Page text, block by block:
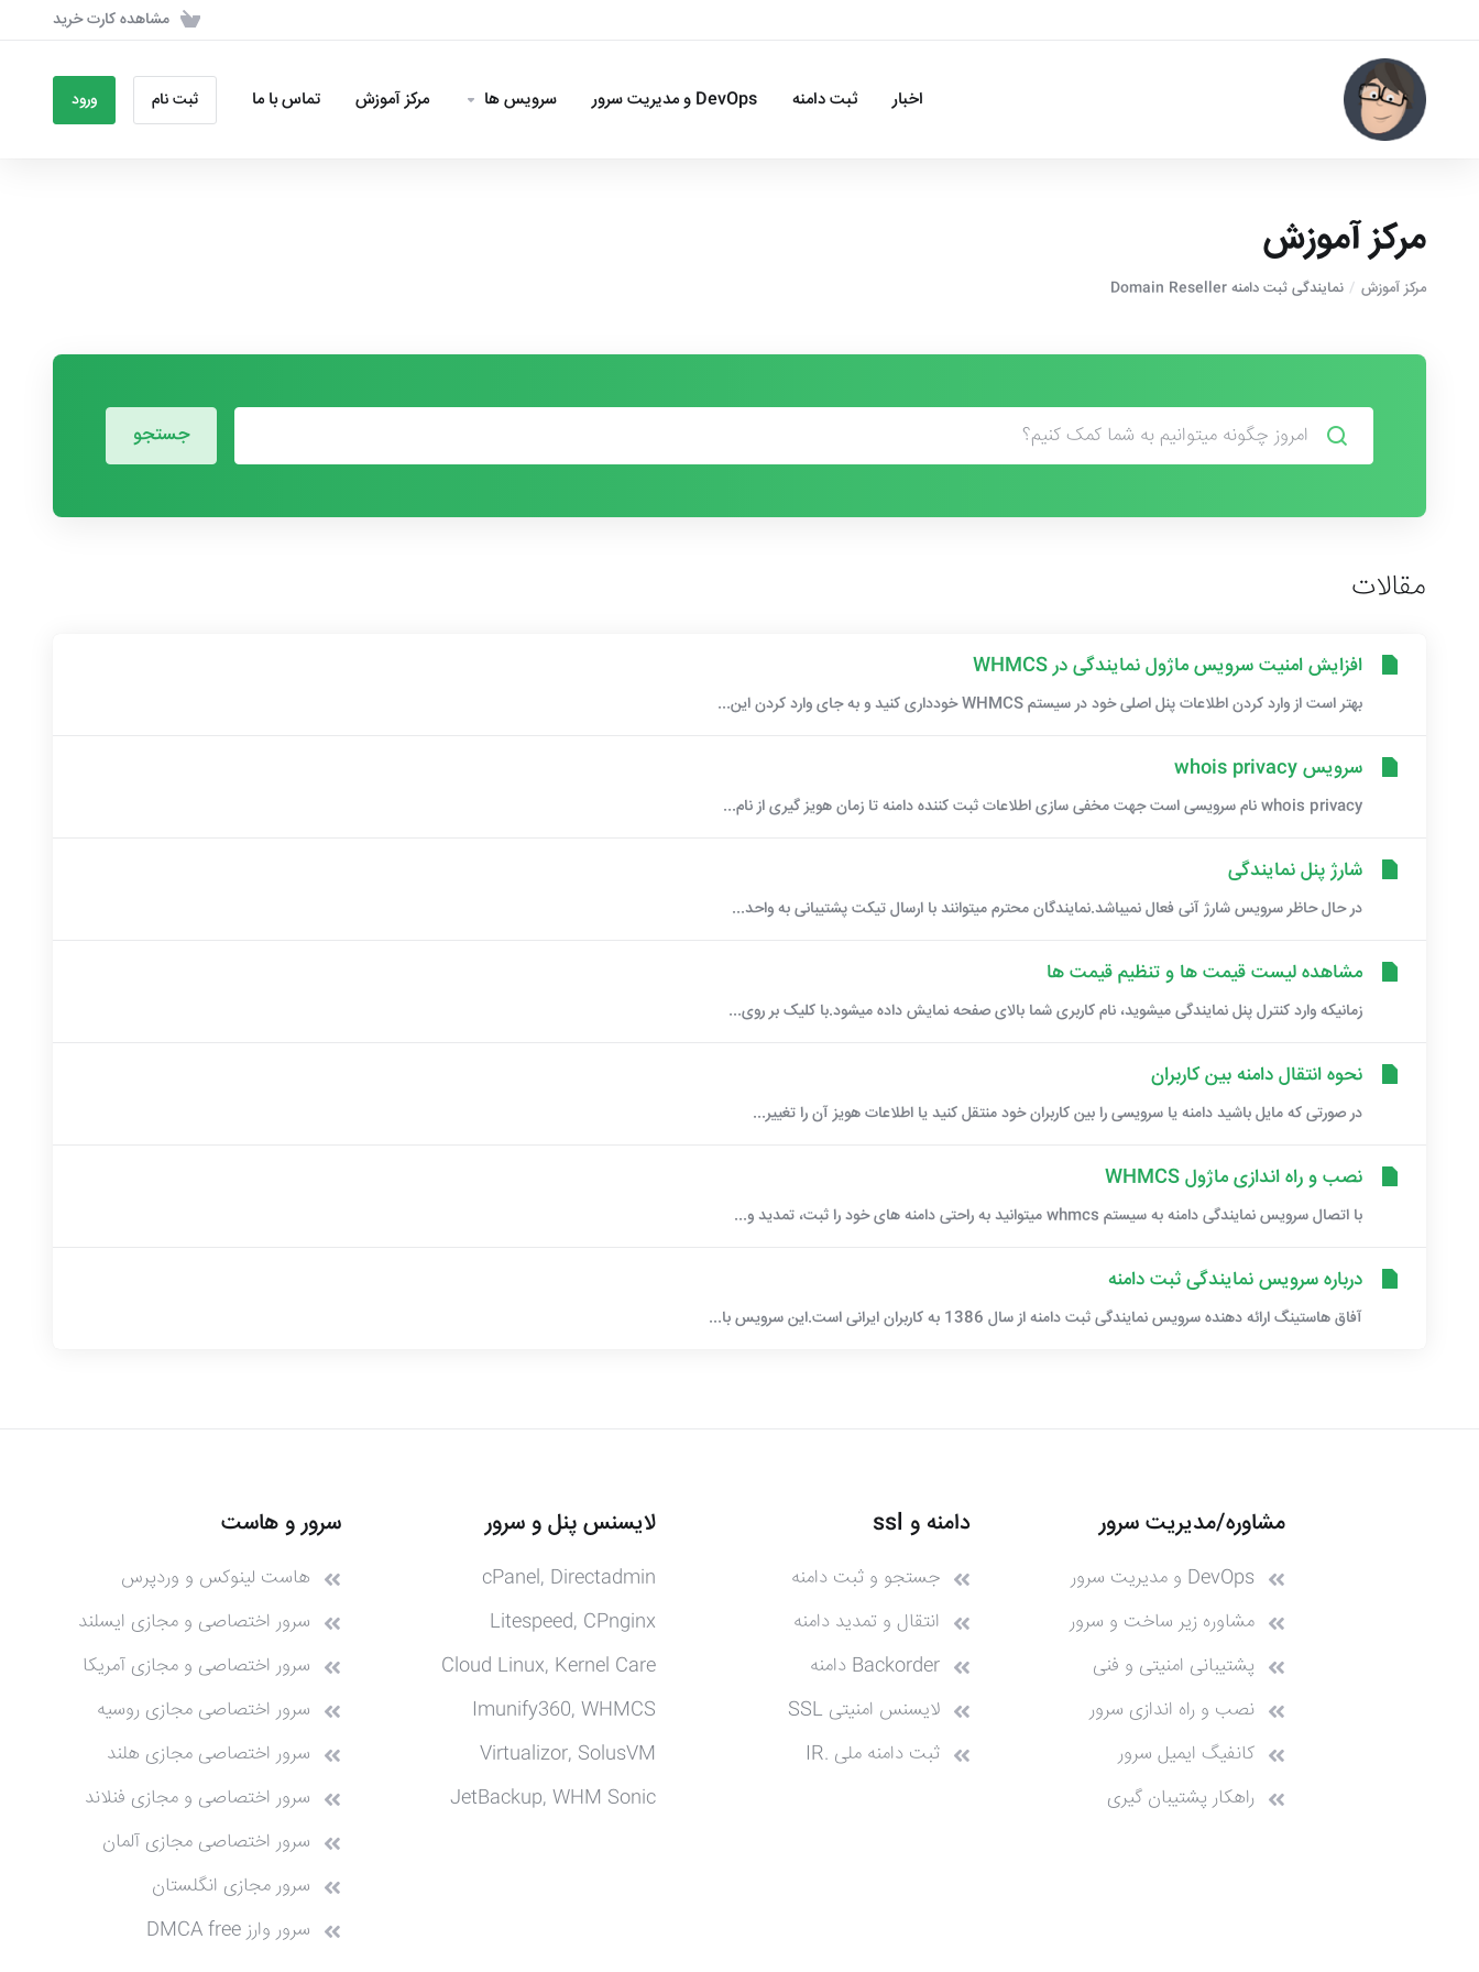
مشاهده کارت خرید
اخبار ثبت دامنه DevOps و مدیریت سرور سرویس ها مرکز آموزش تماس با ما ثبت نام ورود
مرکز آموزش
مرکز آموزش نمایندگی ثبت دامنه Domain Reseller
جستجو
مقالات
افزایش امنیت سرویس ماژول نمایندگی در WHMCS
بهتر است از وارد کردن اطلاعات پنل اصلی خود در سیستم WHMCS خودداری کنید و به جای وارد کردن این...
سرویس whois privacy
whois privacy نام سرویسی است جهت مخفی سازی اطلاعات ثبت کننده دامنه تا زمان هویز گیری از نام...
شارژ پنل نمایندگی
در حال حاظر سرویس شارژ آنی فعال نمیباشد.نمایندگان محترم میتوانند با ارسال تیکت پشتیبانی به واحد...
مشاهده لیست قیمت ها و تنظیم قیمت ها
زمانیکه وارد کنترل پنل نمایندگی میشوید، نام کاربری شما بالای صفحه نمایش داده میشود.با کلیک بر روی...
نحوه انتقال دامنه بین کاربران
در صورتی که مایل باشید دامنه یا سرویسی را بین کاربران خود منتقل کنید یا اطلاعات هویز آن را تغییر...
نصب و راه اندازی ماژول WHMCS
با اتصال سرویس نمایندگی دامنه به سیستم whmcs میتوانید به راحتی دامنه های خود را ثبت، تمدید و...
درباره سرویس نمایندگی ثبت دامنه
آفاق هاستینگ ارائه دهنده سرویس نمایندگی ثبت دامنه از سال 1386 به کاربران ایرانی است.این سرویس با...
مشاوره/مدیریت سرور
DevOps و مدیریت سرور
مشاوره زیر ساخت و سرور
پشتیبانی امنیتی و فنی
نصب و راه اندازی سرور
کانفیگ ایمیل سرور
راهکار پشتیبان گیری
دامنه و ssl
جستجو و ثبت دامنه
انتقال و تمدید دامنه
Backorder دامنه
لایسنس امنیتی SSL
ثبت دامنه ملی .IR
لایسنس پنل و سرور
cPanel, Directadmin
Litespeed, CPnginx
Cloud Linux, Kernel Care
Imunify360, WHMCS
Virtualizor, SolusVM
JetBackup, WHM Sonic
سرور و هاست
هاست لینوکس و وردپرس
سرور اختصاصی و مجازی ایسلند
سرور اختصاصی و مجازی آمریکا
سرور اختصاصی مجازی روسیه
سرور اختصاصی مجازی هلند
سرور اختصاصی و مجازی فنلاند
سرور اختصاصی مجازی آلمان
سرور مجازی انگلستان
سرور وارز DMCA free